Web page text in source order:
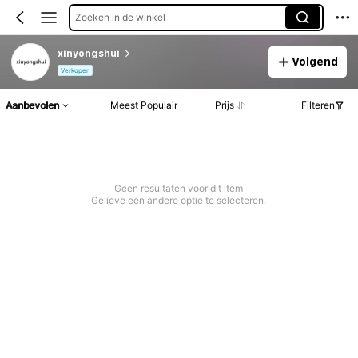
Zoeken in de winkel
xinyongshui
Verkoper
Volgend
Aanbevolen Meest Populair Prijs Filteren
Geen resultaten voor dit item
Gelieve een andere optie te selecteren.